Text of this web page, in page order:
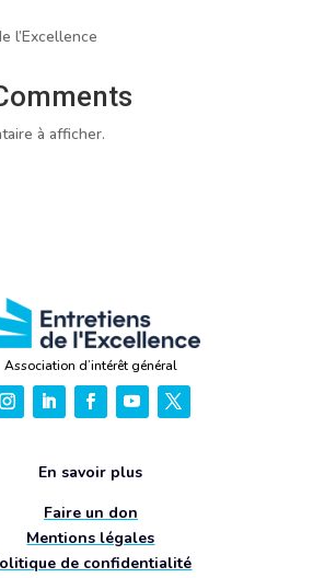
l’Excellence
à afficher.
Association d’intérêt général
En savoir plus
Faire un don
Mentions légales
de confidentialité